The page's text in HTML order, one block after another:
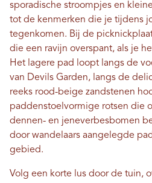
sporadische stroompjes en
tot de kenmerken die je tijdens
tegenkomen. Bij de
die een ravijn overspant, als je
Het lagere pad loopt langs de
van Devils Garden, langs de
reeks rood-beige zandstenen
paddenstoelvormige rotsen die
dennen- en jeneverbesbomen
door wandelaars aangelegde
gebied.
Volg een korte lus door de tuin,